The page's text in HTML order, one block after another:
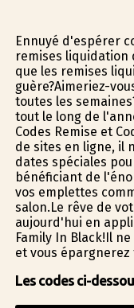
Ennuyé d'espérer
remises liquidation
que les remises
guère?Aimeriez-
toutes les
tout le long de
Codes Remise et
de sites en ligne, il
dates spéciales
bénéficiant de
vos emplettes
salon.Le rêve de
aujourd'hui en
Family In Black!Il
et vous épargnerez
Les codes ci-